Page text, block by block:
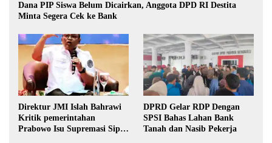
Dana PIP Siswa Belum Dicairkan, Anggota DPD RI Destita
Minta Segera Cek ke Bank
Direktur JMI Islah Bahrawi
Kritik pemerintahan
Prabowo Isu Supremasi Sipil,
DPRD Gelar RDP Dengan
SPSI Bahas Lahan Bank
Tanah dan Nasib Pekerja